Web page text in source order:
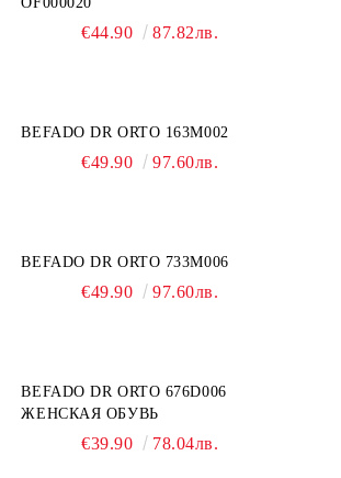
€44.90 87.82лв.
BEFADO DR ORTO 163M002
€49.90 97.60лв.
BEFADO DR ORTO 733M006
€49.90 97.60лв.
BEFADO DR ORTO 676D006
ЖЕНСКАЯ ОБУВЬ
€39.90 78.04лв.